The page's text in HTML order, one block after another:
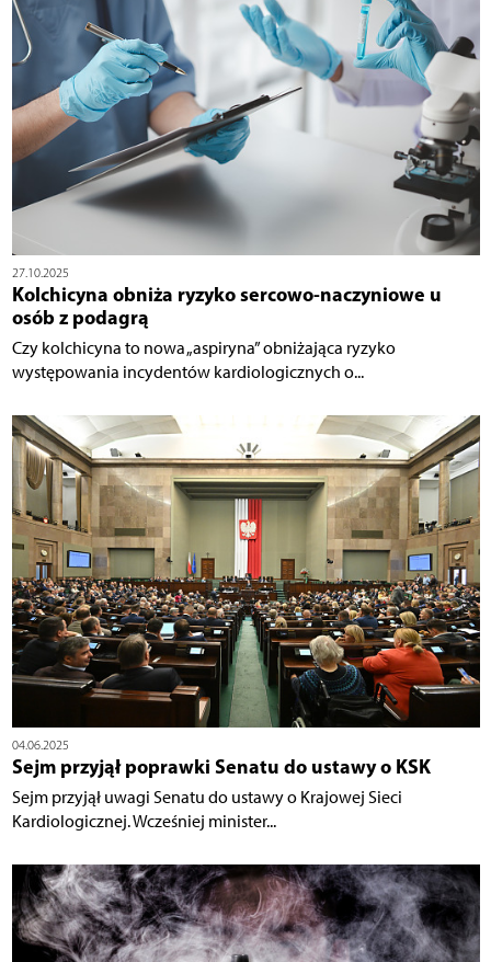
27.10.2025
Kolchicyna obniża ryzyko sercowo-naczyniowe u
osób z podagrą
Czy kolchicyna to nowa „aspiryna” obniżająca ryzyko
występowania incydentów kardiologicznych o...
04.06.2025
Sejm przyjął poprawki Senatu do ustawy o KSK
Sejm przyjął uwagi Senatu do ustawy o Krajowej Sieci
Kardiologicznej. Wcześniej minister...